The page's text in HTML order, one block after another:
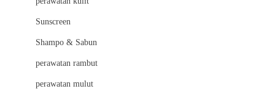
Little Miss Janis
London Taxi
Love To Dream
M
Sunscreen
Shampo & Sabun
perawatan rambut
perawatan mulut